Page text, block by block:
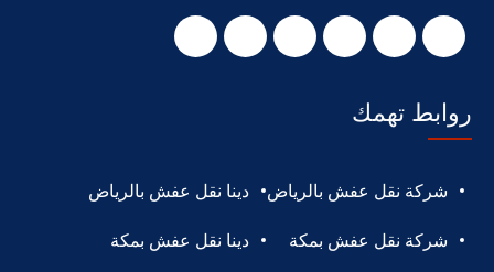
روابط تهمك
شركة نقل عفش بالرياض دينا نقل عفش بالرياض
شركة نقل عفش بمكة دينا نقل عفش بمكة